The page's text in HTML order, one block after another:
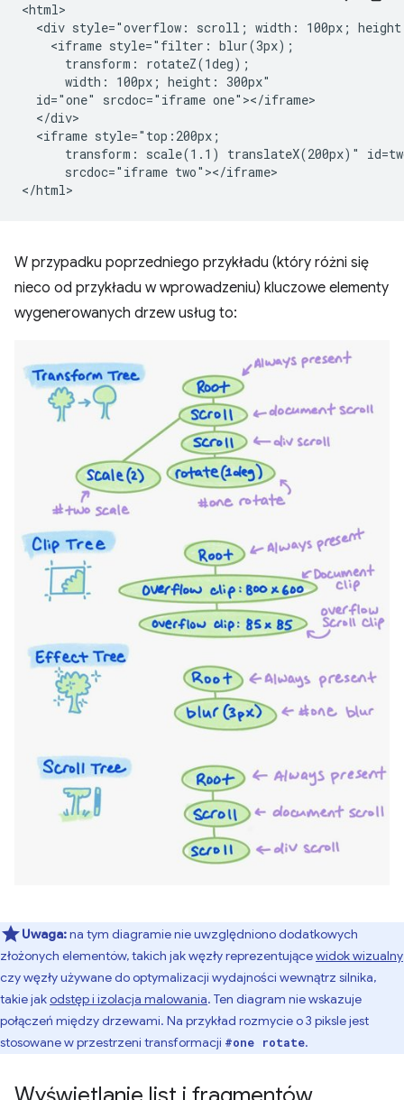
<html>
<div style="overflow: scroll; width: 100px;
    <iframe style="filter: blur(3px);
      transform: rotateZ(1deg);
      width: 100px; height: 300px"
  id="one" srcdoc="iframe one"></iframe>
  </div>
  <iframe style="top:200px;
transform: scale(1.1) translateX(200px)"
      srcdoc="iframe two"></iframe>
W przypadku poprzedniego przykładu (który różni się
nieco od przykładu w wprowadzeniu) kluczowe elementy
wygenerowanych drzew usług to:
Uwaga:na tym diagramie nie uwzględniono dodatkowych
złożonych elementów, takich jak węzły reprezentującewidok wizualny
czy węzły używane do optymalizacji wydajności wewnątrz silnika,
takie jakodstęp i izolacja malowania. Ten diagram nie wskazuje
połączeń między drzewami. Na przykład rozmycie o 3 piksle jest
stosowane w przestrzeni transformacji #one rotate.